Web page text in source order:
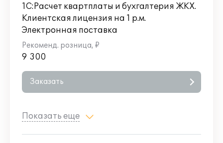
1С:Расчет квартплаты и бухгалтерия ЖКХ.
Клиентская лицензия на 1 р.м.
Электронная поставка
9 300
Заказать
Показать еще